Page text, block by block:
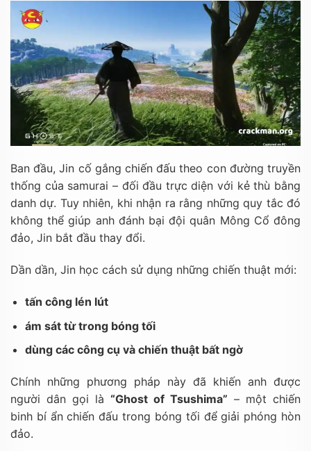
Ban đầu, Jin cố gắng chiến đấu theo con đường truyền
thống của samurai – đối đầu trực diện với kẻ thù bằng
danh dự. Tuy nhiên, khi nhận ra rằng những quy tắc đó
không thể giúp anh đánh bại đội quân Mông Cổ đông
đảo, Jin bắt đầu thay đổi.
Dần dần, Jin học cách sử dụng những chiến thuật mới:
tấn công lén lút
ám sát từ trong bóng tối
dùng các công cụ và chiến thuật bất ngờ
Chính những phương pháp này đã khiến anh được
người dân gọi là “Ghost of Tsushima” – một chiến
binh bí ẩn chiến đấu trong bóng tối để giải phóng hòn
đảo.